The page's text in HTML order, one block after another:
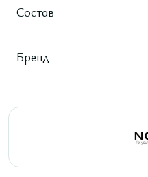
Состав
Бренд